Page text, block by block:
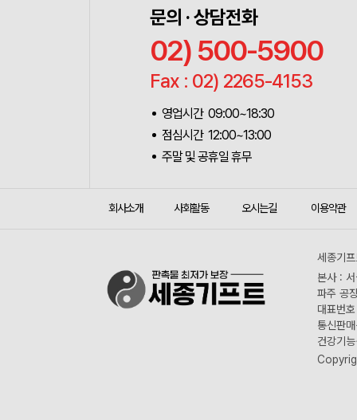
문의 · 상담전화
02) 500-5900
Fax : 02) 2265-4153
영업시간 09:00~18:30
점심시간 12:00~13:00
주말 및 공휴일 휴무
회사소개 사회활동 오시는길 이용약관
세종기
본사 :
파주 공
대표번
통신판
건강기